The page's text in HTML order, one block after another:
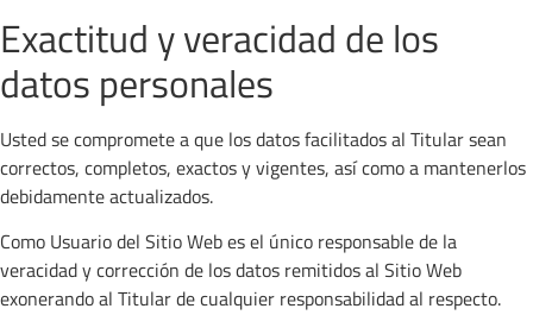
Exactitud y veracidad de los
datos personales
Usted se compromete a que los datos facilitados al Titular sean
correctos, completos, exactos y vigentes, así como a mantenerlos
debidamente actualizados.
Como Usuario del Sitio Web es el único responsable de la
veracidad y corrección de los datos remitidos al Sitio Web
exonerando al Titular de cualquier responsabilidad al respecto.